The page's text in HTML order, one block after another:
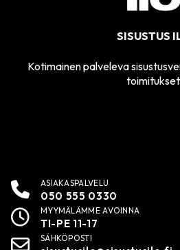
SISUSTUS
Kotimainen palveleva
ASIAKASPALVELU
050 555 0330
MYYMÄLÄMME AVOINNA
TI-PE 11-17
SÄHKÖPOSTI